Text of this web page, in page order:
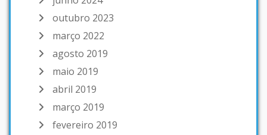
outubro 2023
março 2022
agosto 2019
maio 2019
abril 2019
março 2019
fevereiro 2019